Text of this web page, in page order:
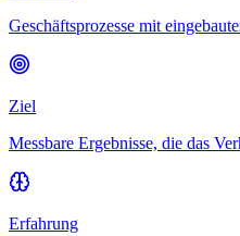
Geschäftsprozesse mit
Ziel
Messbare Ergebnisse, die das
Erfahrung